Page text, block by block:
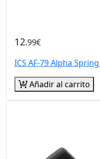
12.99€
ICS AF-79 Alpha
Añadir al carrito